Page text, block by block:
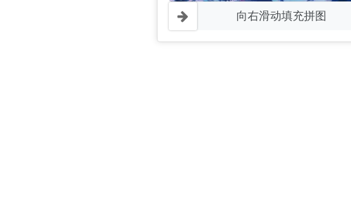
向右滑动填充拼图